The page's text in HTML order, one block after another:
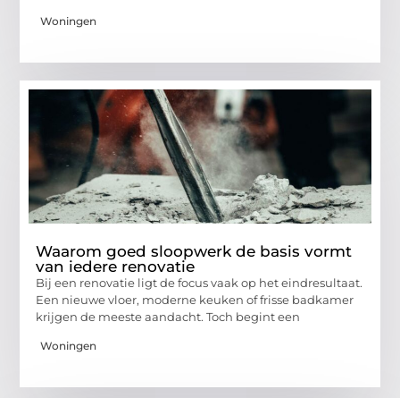
Woningen
Waarom goed sloopwerk de basis vormt
van iedere renovatie
Bij een renovatie ligt de focus vaak op het eindresultaat.
Een nieuwe vloer, moderne keuken of frisse badkamer
krijgen de meeste aandacht. Toch begint een
Woningen